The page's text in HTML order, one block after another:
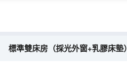
標準雙床房（採光外窗+乳膠床墊）